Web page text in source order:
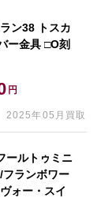
ン38 トスカ
ー金具 □O刻
円
2025年05月買取
ールトゥミニ
ランボワー
ォー・スイ